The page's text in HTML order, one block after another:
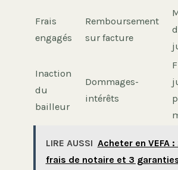
Frais
engagés
Remboursement
sur facture
Inaction
du
bailleur
Dommages-
intérêts
LIRE AUSSI Acheter en VEFA :
frais de notaire et 3